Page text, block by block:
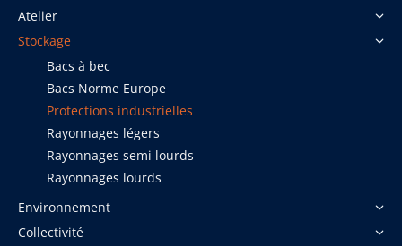
Atelier
Stockage
Bacs à bec
Bacs Norme Europe
Protections industrielles
Rayonnages légers
Rayonnages semi lourds
Rayonnages lourds
Environnement
Collectivité